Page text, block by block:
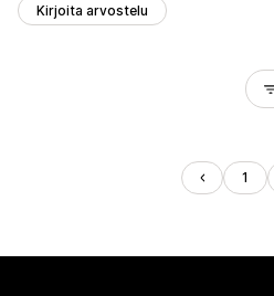
Kirjoita arvostelu
1